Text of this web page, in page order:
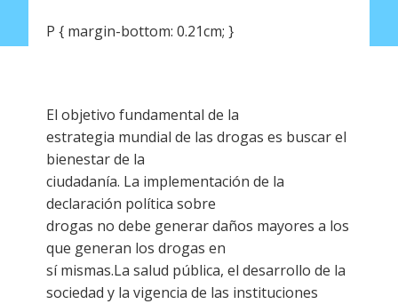
P { margin-bottom: 0.21cm; }
El objetivo fundamental de la
estrategia mundial de las drogas es buscar el
bienestar de la
ciudadanía. La implementación de la
declaración política sobre
drogas no debe generar daños mayores a los
que generan los drogas en
sí mismas.La salud pública, el desarrollo de la
sociedad y la vigencia de las instituciones